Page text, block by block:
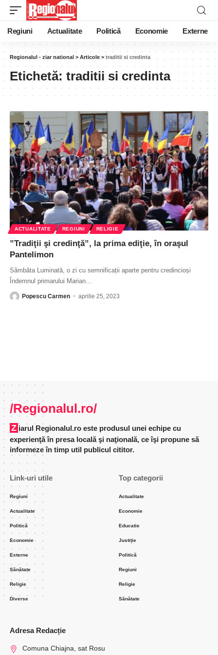
Regiuni Actualitate Politică Economie Externe
Regionalul - ziar national > Articole > traditii si credinta
Etichetă: traditii si credinta
ACTUALITATE REGIUNI RELIGIE
”Tradiţii şi credinţă”, la prima ediţie, în oraşul
Pantelimon
Sâmbăta Luminată, o zi cu semnificații aparte pentru credincioși
Îndemnul primarului Marian
Popescu Carmen aprilie 25, 2023
/Regionalul.ro/
Ziarul Regionalul.ro este produsul unei echipe cu
experienţă în presa locală şi naţională, ce îşi propune să
informeze în timp util publicul cititor.
Link-uri utile
Regiuni
Actualitate
Politică
Economie
Externe
Sănătate
Religie
Diverse
Top categorii
Actualitate
Economie
Educatie
Justiție
Politică
Regiuni
Religie
Sănătate
Adresa Redacție
Comuna Chiajna, sat Rosu